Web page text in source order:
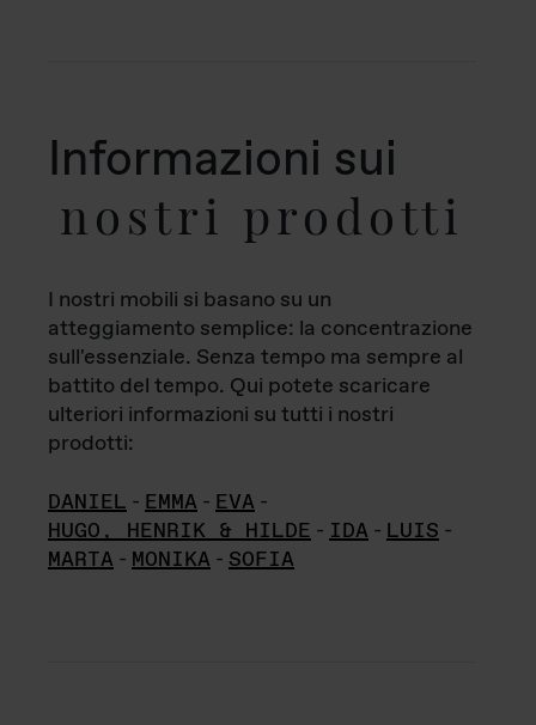
Informazioni sui
nostri prodotti
I nostri mobili si basano su un
atteggiamento semplice: la concentrazione
sull'essenziale. Senza tempo ma sempre al
battito del tempo. Qui potete scaricare
ulteriori informazioni su tutti i nostri
prodotti:
DANIEL - EMMA - EVA -
HUGO, HENRIK & HILDE - IDA - LUIS -
MARTA - MONIKA - SOFIA